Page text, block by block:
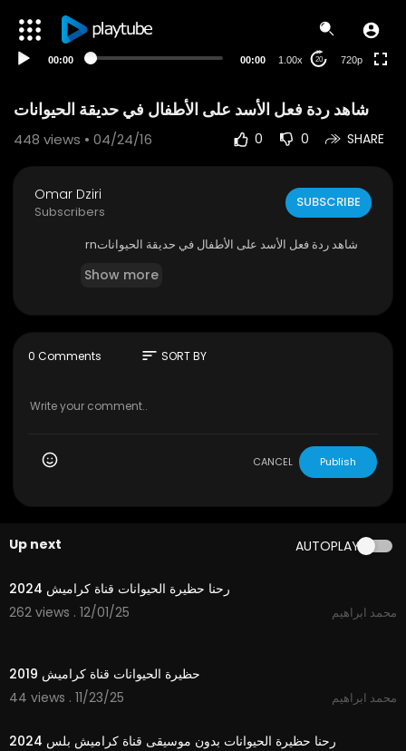
00:00 00:00 1.00x 20 720p
شاهد ردة فعل الأسد على الأطفال في حديقة الحيوانات
448 views • 04/24/16 0 0 SHARE
Omar Dziri
Subscribers
SUBSCRIBE
شاهد ردة فعل الأسد على الأطفال في حديقة الحيواناتrn
Show more
0 Comments sort SORT BY
CANCEL Publish
Up next AUTOPLAY
2:37
رحنا حظيرة الحيوانات قناة كراميش 2024
262 views . 12/01/25
محمد ابراهيم
حظيرة الحيوانات قناة كراميش 2019
44 views . 11/23/25
محمد ابراهيم
رحنا حظيرة الحيوانات بدون موسيقى قناة كراميش بلس 2024